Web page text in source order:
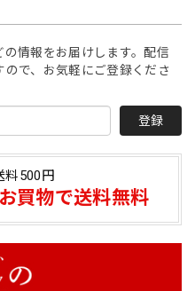
情報をお届けします。配信
で、お気軽にご登録くださ
登録
料500円
買物で送料無料
際にお役に立てれば幸
【春夏限定】キジトラ子猫の刺繍／ショート・ロング／東かがわで一貫製造／UVケア／コットン100％
・キジトラの子猫の刺繍～
る この暑さにもかかわら
機能～ＵＶ対応 ・綿
地よい ※絹製品と今後
など化繊は除外 ・50㎝の
でずれにくい ・早速な対